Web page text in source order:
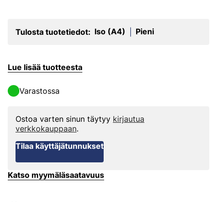
Tulosta tuotetiedot: Iso (A4) Pieni
Lue lisää tuotteesta
Varastossa
Ostoa varten sinun täytyy kirjautua
verkkokauppaan.
Tilaa käyttäjätunnukset
Katso myymäläsaatavuus